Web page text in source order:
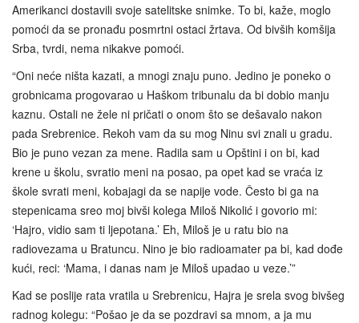
Amerikanci dostavili svoje satelitske snimke. To bi, kaže, moglo
pomoći da se pronađu posmrtni ostaci žrtava. Od bivših komšija
Srba, tvrdi, nema nikakve pomoći.
“Oni neće ništa kazati, a mnogi znaju puno. Jedino je poneko o
grobnicama progovarao u Haškom tribunalu da bi dobio manju
kaznu. Ostali ne žele ni pričati o onom što se dešavalo nakon
pada Srebrenice. Rekoh vam da su mog Ninu svi znali u gradu.
Bio je puno vezan za mene. Radila sam u Opštini i on bi, kad
krene u školu, svratio meni na posao, pa opet kad se vraća iz
škole svrati meni, kobajagi da se napije vode. Često bi ga na
stepenicama sreo moj bivši kolega Miloš Nikolić i govorio mi:
‘Hajro, vidio sam ti ljepotana.’ Eh, Miloš je u ratu bio na
radiovezama u Bratuncu. Nino je bio radioamater pa bi, kad dođe
kući, reci: ‘Mama, i danas nam je Miloš upadao u veze.’”
Kad se poslije rata vratila u Srebrenicu, Hajra je srela svog bivšeg
radnog kolegu: “Pošao je da se pozdravi sa mnom, a ja mu